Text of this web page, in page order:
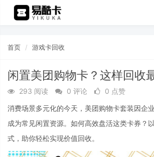
首页 游戏卡回收
闲置美团购物卡？这样回收
293 阅读 0 评论
0 点赞
消费场景多元化的今天，美团购物卡套装因企
成为常见闲置资源。如何高效盘活这类卡券？
式，助你轻松实现价值回收。